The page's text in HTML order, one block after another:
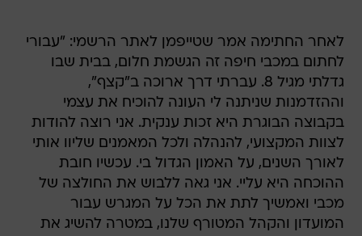
לאחר החתימה אמר שטייפמן לאתר הרשמי: "עבורי
לחתום במכבי חיפה זה הגשמת חלום, בבית שבו
גדלתי מגיל 8. עברתי דרך ארוכה ב"קצף",
וההזדמנות שניתנה לי העונה להוכיח את עצמי
בקבוצה הבוגרת היא זכות ענקית. אני רוצה להודות
לצוות המקצועי, להנהלה ולכל המאמנים שליוו אותי
לאורך השנים, על האמון הגדול בי. עכשיו חובת
ההוכחה היא עליי. אני גאה ללבוש את החולצה של
מכבי ואמשיך לתת את הכל על המגרש עבור
המועדון והקהל המטורף שלנו, במטרה להשיג את